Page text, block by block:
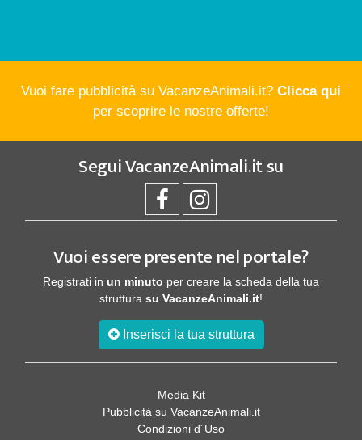
Vuoi fare pubblicità su VacanzeAnimali.it? Clicca qui
per scoprire le nostre offerte!
SeguiVacanzeAnimali.itsu
Vuoi essere presente nel portale?
Registrati in un minuto per creare la scheda della tua
struttura su VacanzeAnimali.it!
Inserisci la tua struttura
Media Kit
Pubblicità su VacanzeAnimali.it
Condizioni d´Uso